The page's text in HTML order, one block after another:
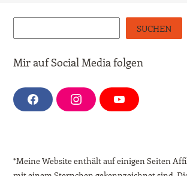
SUCHEN
Mir auf Social Media folgen
F
a
o
k
I
n
r
a
Y
o
e
*Meine Website enthält auf einigen Seiten